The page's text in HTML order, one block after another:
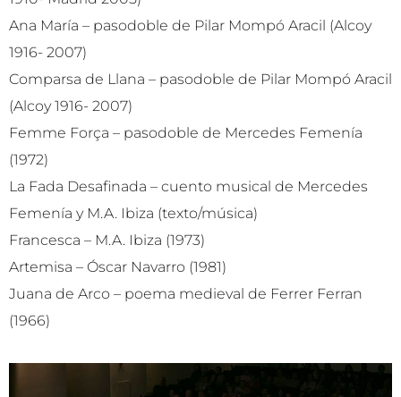
Ana María – pasodoble de Pilar Mompó Aracil (Alcoy
1916- 2007)
Comparsa de Llana – pasodoble de Pilar Mompó Aracil
(Alcoy 1916- 2007)
Femme Força – pasodoble de Mercedes Femenía
(1972)
La Fada Desafinada – cuento musical de Mercedes
Femenía y M.A. Ibiza (texto/música)
Francesca – M.A. Ibiza (1973)
Artemisa – Óscar Navarro (1981)
Juana de Arco – poema medieval de Ferrer Ferran
(1966)